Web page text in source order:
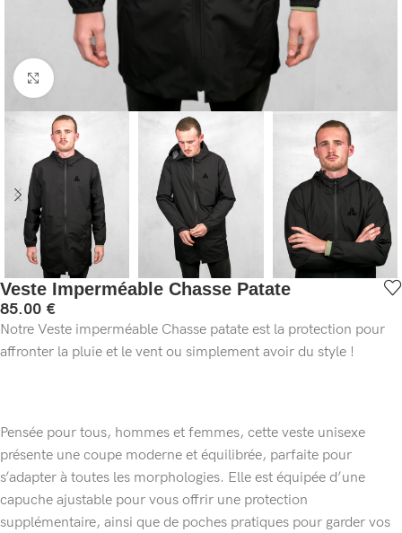
Cliquez pour agrandir
Veste Imperméable Chasse Patate
85.00 €
Notre Veste imperméable Chasse patate est la protection pour
affronter la pluie et le vent ou simplement avoir du style !
Pensée pour tous, hommes et femmes, cette veste unisexe
présente une coupe moderne et équilibrée, parfaite pour
s’adapter à toutes les morphologies. Elle est équipée d’une
capuche ajustable pour vous offrir une protection
supplémentaire, ainsi que de poches pratiques pour garder vos